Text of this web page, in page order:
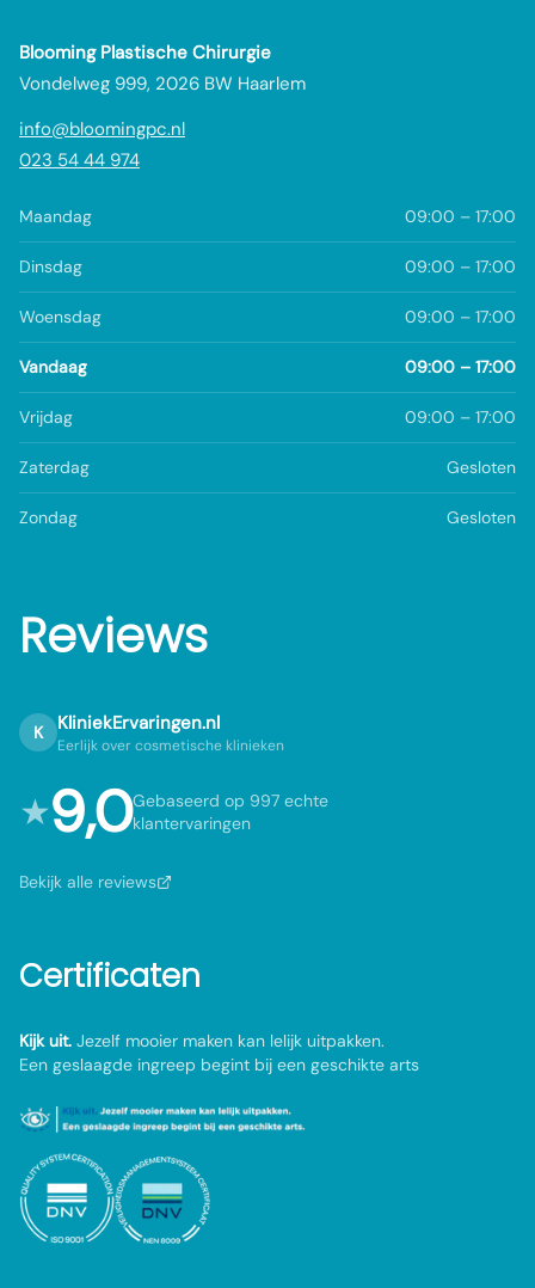
Blooming Plastische Chirurgie
Vondelweg 999, 2026 BW Haarlem
info@bloomingpc.nl
023 54 44 974
Maandag 09:00 – 17:00
Dinsdag 09:00 – 17:00
Woensdag 09:00 – 17:00
Vandaag 09:00 – 17:00
Vrijdag 09:00 – 17:00
Zaterdag Gesloten
Zondag Gesloten
Reviews
K KliniekErvaringen.nl
Eerlijk over cosmetische klinieken
★9,0Gebaseerd op 997 echte
klantervaringen
Bekijk alle reviews
Certificaten
Kijk uit. Jezelf mooier maken kan lelijk uitpakken.
Een geslaagde ingreep begint bij een geschikte arts